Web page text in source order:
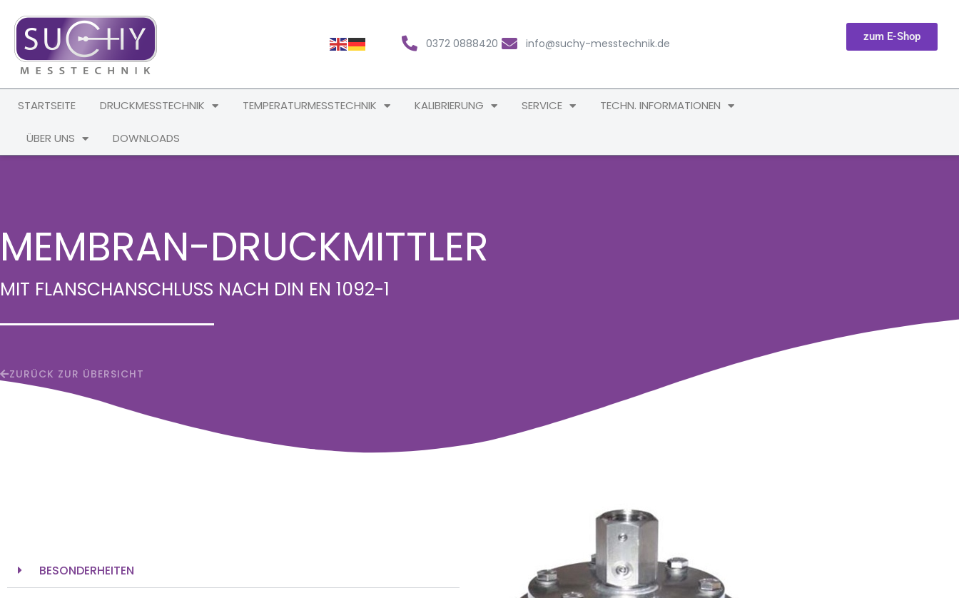
0372 0888420 info@suchy-messtechnik.de zum E-Shop
STARTSEITE DRUCKMESSTECHNIK TEMPERATURMESSTECHNIK KALIBRIERUNG SERVICE TECHN. INFORMATIONEN
ÜBER UNS DOWNLOADS
MEMBRAN-DRUCKMITTLER
MIT FLANSCHANSCHLUSS NACH DIN EN 1092-1
ZURÜCK ZUR ÜBERSICHT
BESONDERHEITEN